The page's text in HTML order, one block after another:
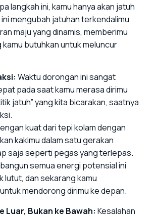
langkah ini, kamu hanya akan jatuh
mengubah jatuhan terkendalimu
maju yang dinamis, memberimu
butuhkan untuk meluncur
Waktu dorongan ini sangat
pada saat kamu merasa dirimu
jatuh” yang kita bicarakan, saatnya
kuat dari tepi kolam dengan
kakimu dalam satu gerakan
saja seperti pegas yang terlepas.
semua energi potensial ini
lutut, dan sekarang kamu
mendorong dirimu ke depan.
Luar, Bukan ke Bawah: Kesalahan